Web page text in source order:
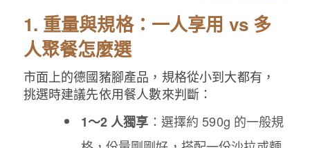
1. 重量與規格：一人享用 vs 多
人聚餐怎麼選
市面上的德國豬腳產品，規格從小到大都有，
挑選時建議先依用餐人數來判斷：
1～2 人獨享 ：選擇約 590g 的一般規